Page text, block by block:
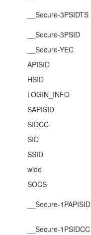
__Secure-3PSIDTS
__Secure-3PSID
__Secure-YEC
APISID
HSID
LOGIN_INFO
SAPISID
SIDCC
SID
SSID
wide
SOCS
__Secure-1PAPISID
__Secure-1PSIDCC